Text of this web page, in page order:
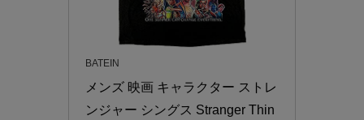
BATEIN
メンズ 映画 キャラクター ストレ
ンジャー シングス Stranger Thin